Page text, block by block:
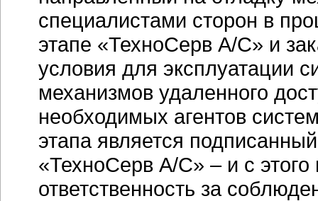
специалистами сторон в
этапе «ТехноСерв А/С» и
условия для эксплуатации
механизмов удаленного
необходимых агентов
этапа является
«ТехноСерв А/С» – и с
ответственность за